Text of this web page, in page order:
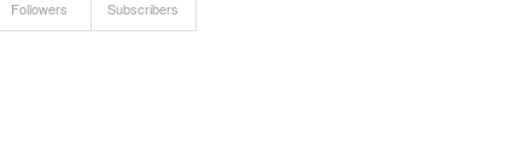
Followers Subscribers